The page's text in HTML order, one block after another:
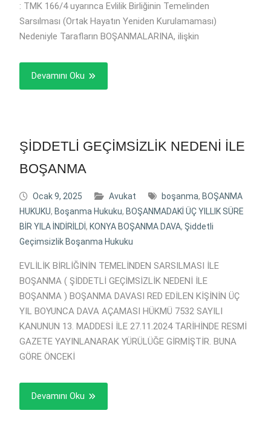
: TMK 166/4 uyarınca Evlilik Birliğinin Temelinden
Sarsılması (Ortak Hayatın Yeniden Kurulamaması)
Nedeniyle Tarafların BOŞANMALARINA, ilişkin
Devamını Oku
ŞİDDETLİ GEÇİMSİZLİK NEDENİ İLE
BOŞANMA
Ocak 9, 2025 Avukat boşanma, BOŞANMA
HUKUKU, Boşanma Hukuku, BOŞANMADAKİ ÜÇ YILLIK SÜRE
BİR YILA İNDİRİLDİ , KONYA BOŞANMA DAVA, Şiddetli
Geçimsizlik Boşanma Hukuku
EVLİLİK BİRLİĞİNİN TEMELİNDEN SARSILMASI İLE
BOŞANMA ( ŞİDDETLİ GEÇİMSİZLİK NEDENİ İLE
BOŞANMA ) BOŞANMA DAVASI RED EDİLEN KİŞİNİN ÜÇ
YIL BOYUNCA DAVA AÇAMASI HÜKMÜ 7532 SAYILI
KANUNUN 13. MADDESİ İLE 27.11.2024 TARİHİNDE RESMİ
GAZETE YAYINLANARAK YÜRÜLÜĞE GİRMİŞTİR. BUNA
GÖRE ÖNCEKİ
Devamını Oku